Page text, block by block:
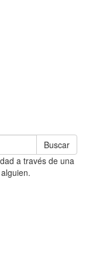
Buscar
a través de una